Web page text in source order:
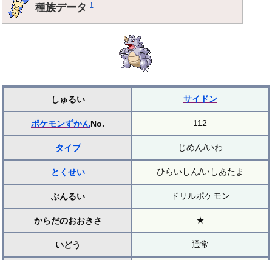
種族データ†
しゅるい サイドン
ポケモンずかんNo. 112
タイプ じめん/いわ
とくせい ひらいしん/いしあたま
ぶんるい ドリルポケモン
からだのおおきさ ★
いどう 通常